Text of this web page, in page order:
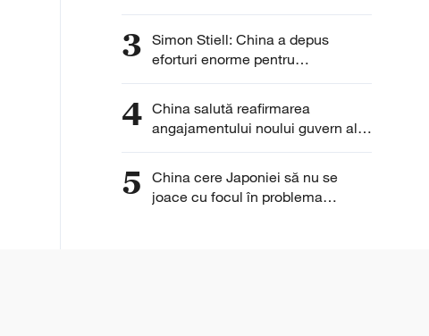
3 Simon Stiell: China a depus
eforturi enorme pentru
decarbonizare
4 China salută reafirmarea
angajamentului noului guvern al
Insulelor Solomon față de
5
China cere Japoniei să nu se
joace cu focul în problema